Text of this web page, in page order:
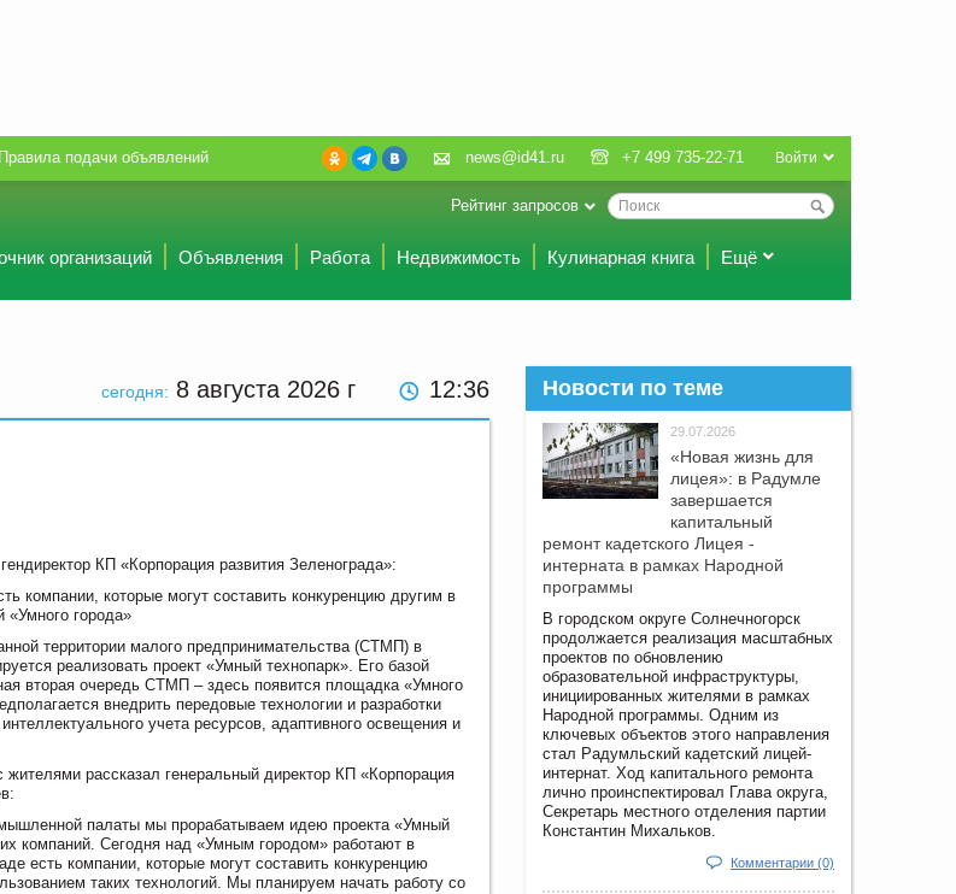
Правила подачи объявлений Войти
news@id41.ru +7 499 735-22-71
Рейтинг запросов
организаций Объявления Работа Недвижимость Кулинарная книга Ещё
сегодня: 8 августа 2026 г 12:36
КП «Корпорация развития Зеленограда»:
компании, которые могут составить конкуренцию другим в
«Умного города»
территории малого предпринимательства (СТМП) в
реализовать проект «Умный технопарк». Его базой
вторая очередь СТМП – здесь появится площадка «Умного
внедрить передовые технологии и разработки
учета ресурсов, адаптивного освещения и
рассказал генеральный директор КП «Корпорация
палаты мы прорабатываем идею проекта «Умный
компаний. Сегодня над «Умным городом» работают в
есть компании, которые могут составить конкуренцию
таких технологий. Мы планируем начать работу со
Новости по теме
29.07.2026
«Новая жизнь для
лицея»: в Радумле
завершается
капитальный
ремонт кадетского Лицея -
интерната в рамках Народной
программы
В городском округе Солнечногорск
продолжается реализация масштабных
проектов по обновлению
образовательной инфраструктуры,
инициированных жителями в рамках
Народной программы. Одним из
ключевых объектов этого направления
стал Радумльский кадетский лицей-
интернат. Ход капитального ремонта
лично проинспектировал Глава округа,
Секретарь местного отделения партии
Константин Михальков.
Комментарии (0)